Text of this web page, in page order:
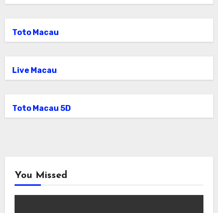
Toto Macau
Live Macau
Toto Macau 5D
You Missed